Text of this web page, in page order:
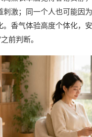
刺激；同一个人也可能因
。香气体验高度个体化，
前判断。